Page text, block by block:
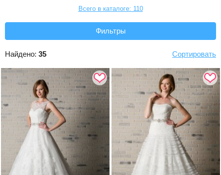
Всего в каталоге: 110
Фильтры
Найдено: 35 Сортировать